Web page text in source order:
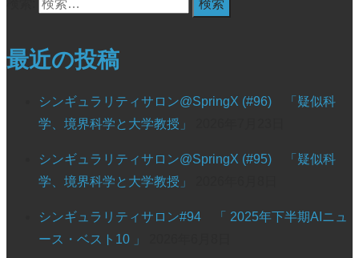
最近の投稿
シンギュラリティサロン@SpringX (#96) 「疑似科
学、境界科学と大学教授」
シンギュラリティサロン@SpringX (#95) 「疑似科
学、境界科学と大学教授」
シンギュラリティサロン#94 「 2025年下半期AIニュ
ース・ベスト10 」